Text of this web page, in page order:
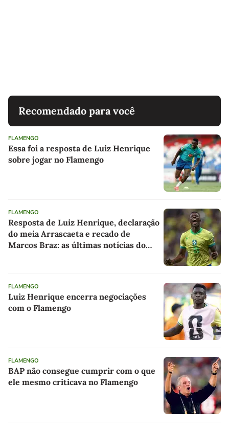
Recomendado para você
FLAMENGO
Essa foi a resposta de Luiz Henrique
sobre jogar no Flamengo
FLAMENGO
Resposta de Luiz Henrique, declaração
do meia Arrascaeta e recado de
Marcos Braz: as últimas notícias do
FLAMENGO
Luiz Henrique encerra negociações
com o Flamengo
FLAMENGO
BAP não consegue cumprir com o que
ele mesmo criticava no Flamengo